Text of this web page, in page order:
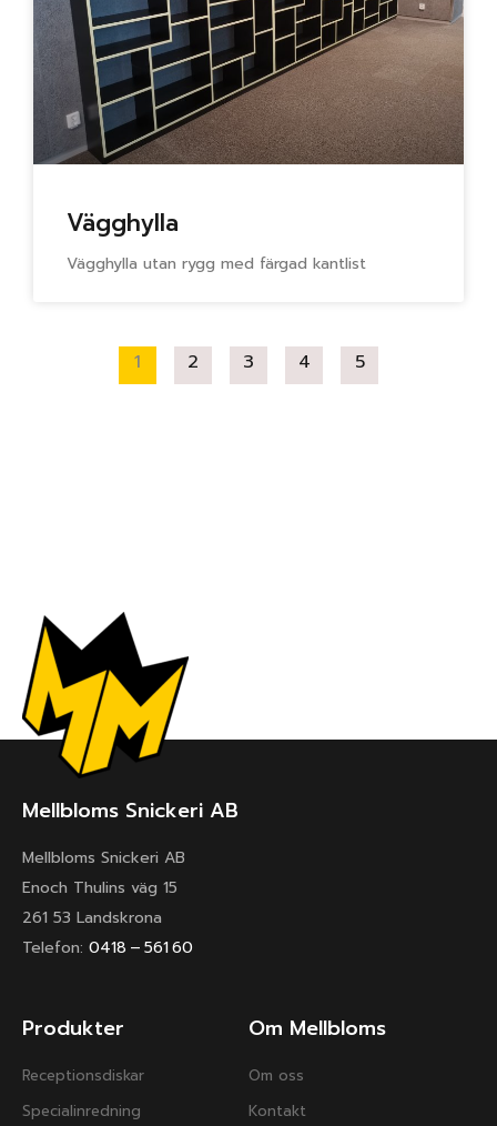
Vägghylla
Vägghylla utan rygg med färgad kantlist
1 2 3 4 5
Mellbloms Snickeri AB
Mellbloms Snickeri AB
Enoch Thulins väg 15
261 53 Landskrona
Telefon: 0418 – 561 60
Produkter
Receptionsdiskar
Specialinredning
Om Mellbloms
Om oss
Kontakt